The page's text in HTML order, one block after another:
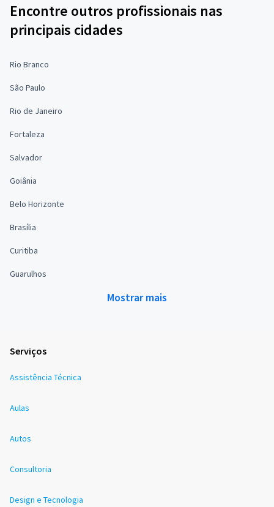
Encontre outros profissionais nas
principais cidades
Rio Branco
São Paulo
Rio de Janeiro
Fortaleza
Salvador
Goiânia
Belo Horizonte
Brasília
Curitiba
Guarulhos
Mostrar mais
Serviços
Assistência Técnica
Aulas
Autos
Consultoria
Design e Tecnologia